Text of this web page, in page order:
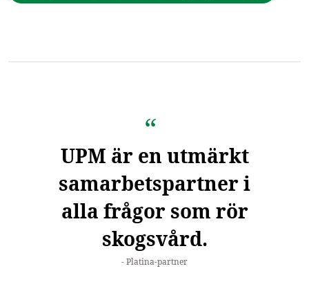
UPM är en utmärkt
samarbetspartner i
alla frågor som rör
skogsvård.
Platina-partner